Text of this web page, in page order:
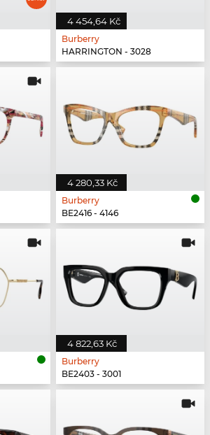
4 454,64 Kč
Burberry
HARRINGTON - 3028
4 280,33 Kč
Burberry
BE2416 - 4146
4 822,63 Kč
Burberry
BE2403 - 3001